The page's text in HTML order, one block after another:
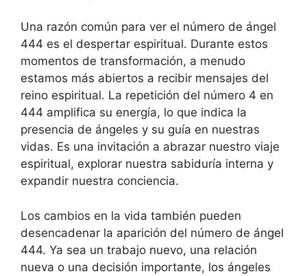
Una razón común para ver el número de ángel
444 es el despertar espiritual. Durante estos
momentos de transformación, a menudo
estamos más abiertos a recibir mensajes del
reino espiritual. La repetición del número 4 en
444 amplifica su energía, lo que indica la
presencia de ángeles y su guía en nuestras
vidas. Es una invitación a abrazar nuestro viaje
espiritual, explorar nuestra sabiduría interna y
expandir nuestra conciencia.
Los cambios en la vida también pueden
desencadenar la aparición del número de ángel
444. Ya sea un trabajo nuevo, una relación
nueva o una decisión importante, los ángeles